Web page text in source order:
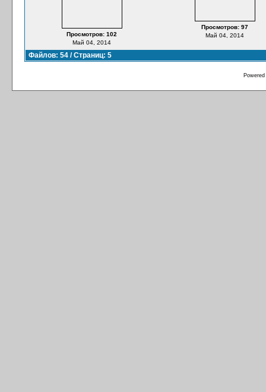
Просмотров: 102
Май 04, 2014
Просмотров: 97
Май 04, 2014
Файлов: 54 / Страниц: 5